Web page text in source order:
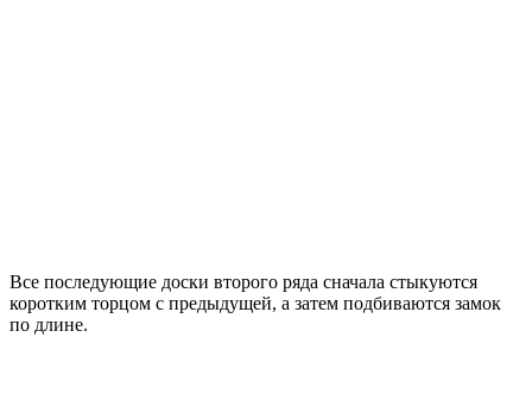
Все последующие доски второго ряда сначала стыкуются
коротким торцом с предыдущей, а затем подбиваются замок
по длине.